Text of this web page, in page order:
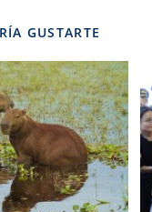
GUSTARTE